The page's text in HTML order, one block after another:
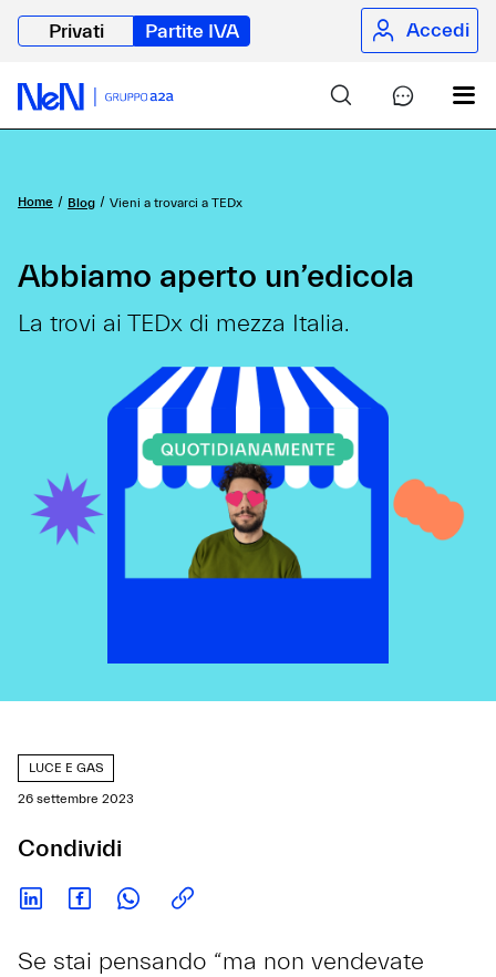
Privati Partite IVA Accedi
Home Blog Vieni a trovarci a TEDx
Abbiamo aperto un’edicola
La trovi ai TEDx di mezza Italia.
LUCE E GAS
26 settembre 2023
Condividi
Se stai pensando “ma non vendevate